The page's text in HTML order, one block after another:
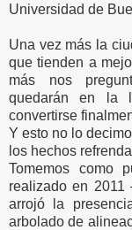
Universidad de
Una vez más la
que tienden a
más nos
quedarán en la
convertirse
Y esto no lo
los hechos
Tomemos como
realizado en 2011
arrojó la
arbolado de